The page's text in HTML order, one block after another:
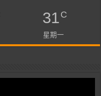
31C
星期一